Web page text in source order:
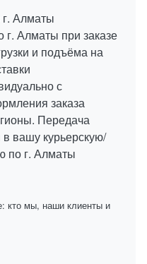
Алматы
г. Алматы при заказе
и подъёма на
с
заказа
Передача
вашу курьерскую/
по г. Алматы
кто мы, наши клиенты и